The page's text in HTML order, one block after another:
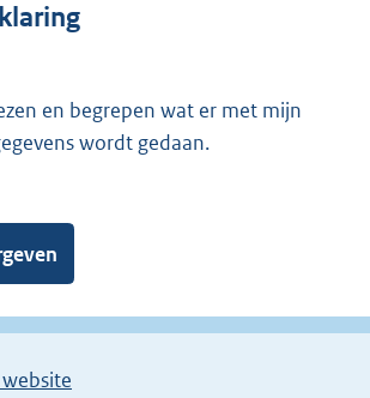
en begrepen wat er met mijn
wordt gedaan.